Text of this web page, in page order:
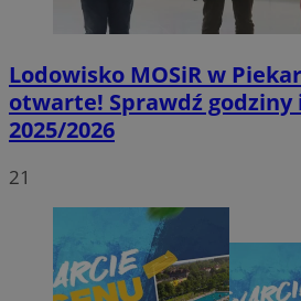
Lodowisko MOSiR w
otwarte! Sprawdź godziny
2025/2026
21